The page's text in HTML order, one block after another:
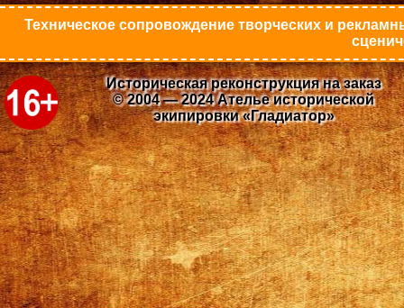
Техническое сопровождение творческих и
Историческая реконструкция на заказ
© 2004 — 2024 Ателье исторической
экипировки «Гладиатор»